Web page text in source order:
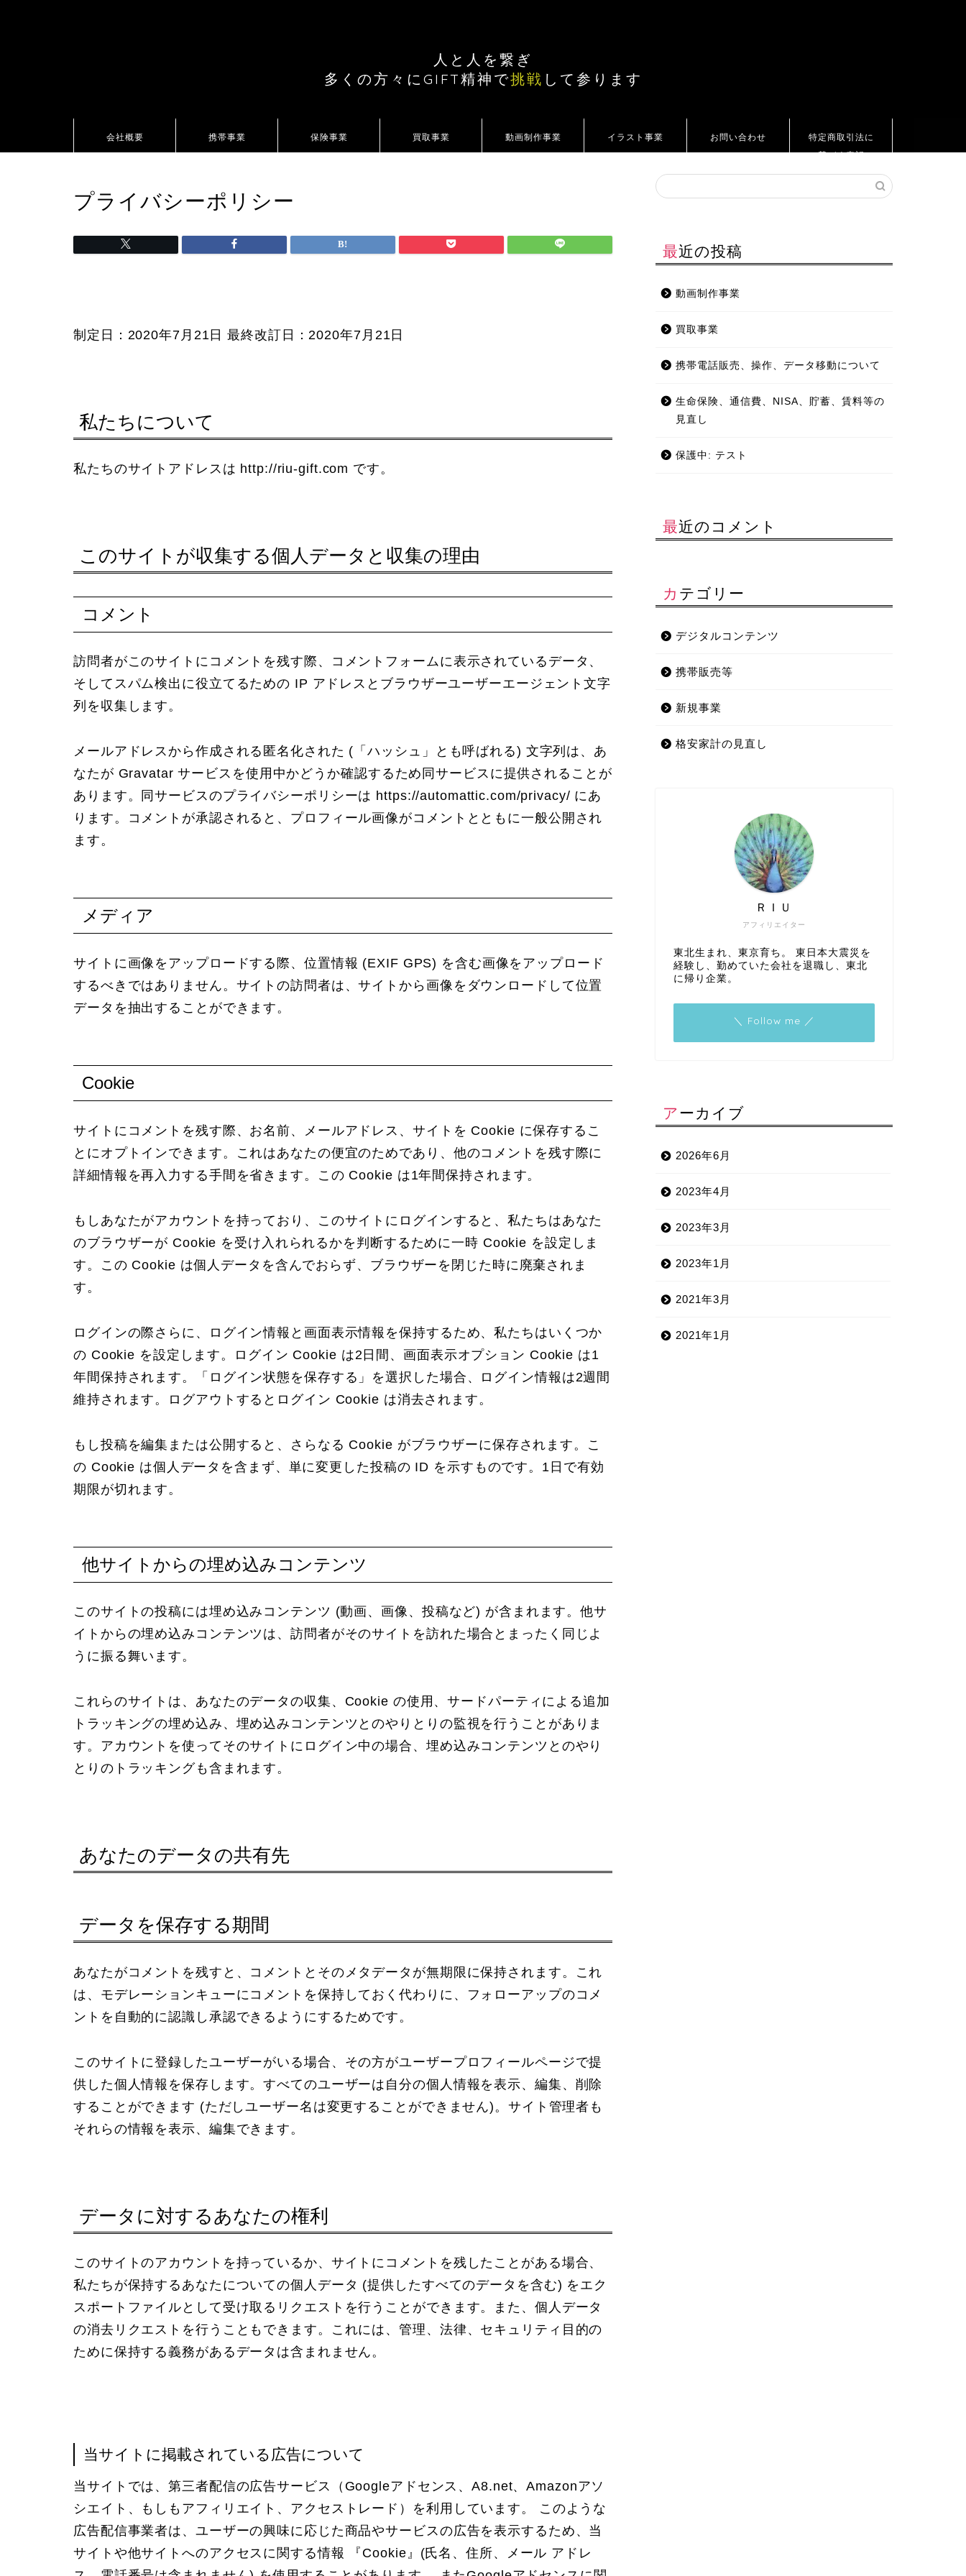
人と人を繋ぎ
多くの方々にGIFT精神で挑戦 して参ります
会社概要 携帯事業 保険事業 買取事業 動画制作事業 イラスト事業 お問い合わせ
特定商取引法に
基づく表記
プライバシーポリシー
制定日：2020年7月21日 最終改訂日：2020年7月21日
私たちについて
私たちのサイトアドレスは http://riu-gift.com です。
このサイトが収集する個人データと収集の理由
コメント
訪問者がこのサイトにコメントを残す際、コメントフォームに表示されているデータ、
そしてスパム検出に役立てるための IP アドレスとブラウザーユーザーエージェント文字
列を収集します。
メールアドレスから作成される匿名化された (「ハッシュ」とも呼ばれる) 文字列は、あ
なたが Gravatar サービスを使用中かどうか確認するため同サービスに提供されることが
あります。同サービスのプライバシーポリシーは https://automattic.com/privacy/ にあ
ります。コメントが承認されると、プロフィール画像がコメントとともに一般公開され
ます。
メディア
サイトに画像をアップロードする際、位置情報 (EXIF GPS) を含む画像をアップロード
するべきではありません。サイトの訪問者は、サイトから画像をダウンロードして位置
データを抽出することができます。
Cookie
サイトにコメントを残す際、お名前、メールアドレス、サイトを Cookie に保存するこ
とにオプトインできます。これはあなたの便宜のためであり、他のコメントを残す際に
詳細情報を再入力する手間を省きます。この Cookie は1年間保持されます。
もしあなたがアカウントを持っており、このサイトにログインすると、私たちはあなた
のブラウザーが Cookie を受け入れられるかを判断するために一時 Cookie を設定しま
す。この Cookie は個人データを含んでおらず、ブラウザーを閉じた時に廃棄されま
す。
ログインの際さらに、ログイン情報と画面表示情報を保持するため、私たちはいくつか
の Cookie を設定します。ログイン Cookie は2日間、画面表示オプション Cookie は1
年間保持されます。「ログイン状態を保存する」を選択した場合、ログイン情報は2週間
維持されます。ログアウトするとログイン Cookie は消去されます。
もし投稿を編集または公開すると、さらなる Cookie がブラウザーに保存されます。こ
の Cookie は個人データを含まず、単に変更した投稿の ID を示すものです。1日で有効
期限が切れます。
他サイトからの埋め込みコンテンツ
このサイトの投稿には埋め込みコンテンツ (動画、画像、投稿など) が含まれます。他サ
イトからの埋め込みコンテンツは、訪問者がそのサイトを訪れた場合とまったく同じよ
うに振る舞います。
これらのサイトは、あなたのデータの収集、Cookie の使用、サードパーティによる追加
トラッキングの埋め込み、埋め込みコンテンツとのやりとりの監視を行うことがありま
す。アカウントを使ってそのサイトにログイン中の場合、埋め込みコンテンツとのやり
とりのトラッキングも含まれます。
あなたのデータの共有先
データを保存する期間
あなたがコメントを残すと、コメントとそのメタデータが無期限に保持されます。これ
は、モデレーションキューにコメントを保持しておく代わりに、フォローアップのコメ
ントを自動的に認識し承認できるようにするためです。
このサイトに登録したユーザーがいる場合、その方がユーザープロフィールページで提
供した個人情報を保存します。すべてのユーザーは自分の個人情報を表示、編集、削除
することができます (ただしユーザー名は変更することができません)。サイト管理者も
それらの情報を表示、編集できます。
データに対するあなたの権利
このサイトのアカウントを持っているか、サイトにコメントを残したことがある場合、
私たちが保持するあなたについての個人データ (提供したすべてのデータを含む) をエク
スポートファイルとして受け取るリクエストを行うことができます。また、個人データ
の消去リクエストを行うこともできます。これには、管理、法律、セキュリティ目的の
ために保持する義務があるデータは含まれません。
当サイトに掲載されている広告について
当サイトでは、第三者配信の広告サービス（Googleアドセンス、A8.net、Amazonアソ
シエイト、もしもアフィリエイト、アクセストレード）を利用しています。 このような
広告配信事業者は、ユーザーの興味に応じた商品やサービスの広告を表示するため、当
サイトや他サイトへのアクセスに関する情報 『Cookie』(氏名、住所、メール アドレ
最近の投稿
動画制作事業
買取事業
携帯電話販売、操作、データ移動について
生命保険、通信費、NISA、貯蓄、賃料等の
見直し
保護中: テスト
最近のコメント
カテゴリー
デジタルコンテンツ
携帯販売等
新規事業
格安家計の見直し
アフィリエイター
ＲＩＵ
東北生まれ、東京育ち。 東日本大震災を
経験し、勤めていた会社を退職し、東北
に帰り企業。
＼ Follow me ／
アーカイブ
2026年6月
2023年4月
2023年3月
2023年1月
2021年3月
2021年1月